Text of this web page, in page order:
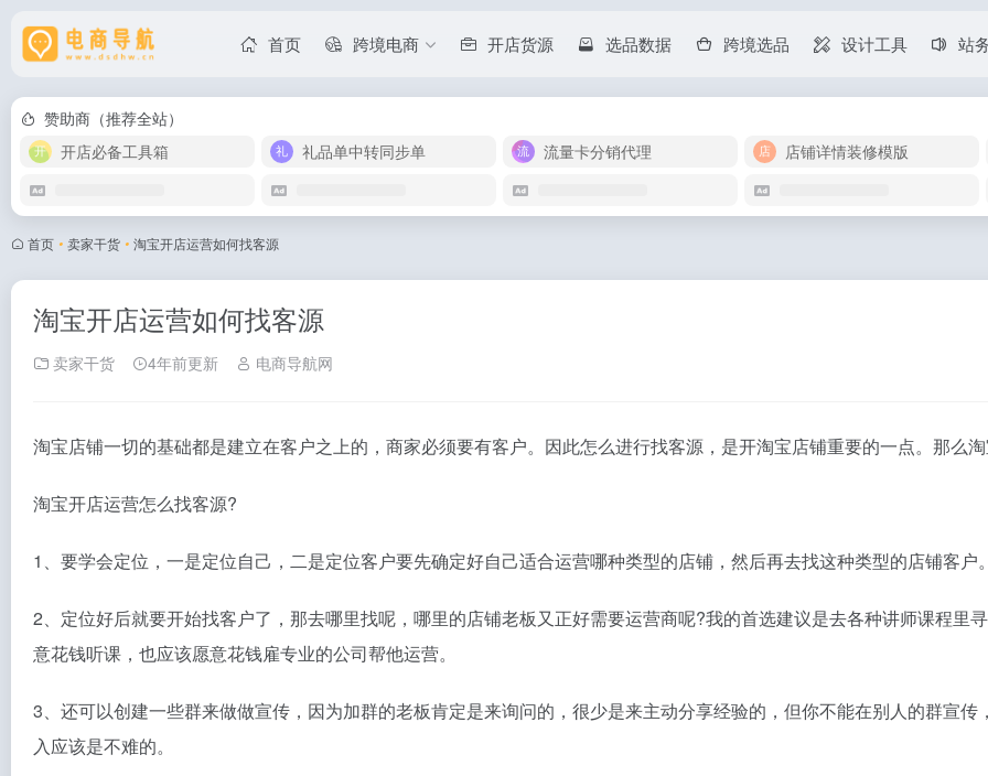
首页 跨境电商 开店货源 选品数据 跨境选品 设计工具 站
赞助商（推荐全站）
开店必备工具箱
礼品单中转同步单 流量卡分销代理 店铺详情装修模版
首页 • 卖家干货 • 淘宝开店运营如何找客源
淘宝开店运营如何找客源
卖家干货 4年前更新 电商导航网
淘宝店铺一切的基础都是建立在客户之上的，商家必须要有客户。因此怎么进行找客源，是开淘宝店铺重要的一点。那么
淘宝开店运营怎么找客源?
1、要学会定位，一是定位自己，二是定位客户要先确定好自己适合运营哪种类型的店铺，然后再去找这种类型的店铺客户。
2、定位好后就要开始找客户了，那去哪里找呢，哪里的店铺老板又正好需要运营商呢?我的首选建议是去各种讲师课程里
意花钱听课，也应该愿意花钱雇专业的公司帮他运营。
3、还可以创建一些群来做做宣传，因为加群的老板肯定是来询问的，很少是来主动分享经验的，但你不能在别人的群宣
入应该是不难的。